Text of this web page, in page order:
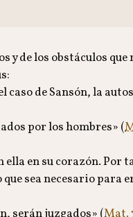
y de los obstáculos
caso de Sansón, la
por los hombres» (
ella en su corazón. Por
que sea necesario para